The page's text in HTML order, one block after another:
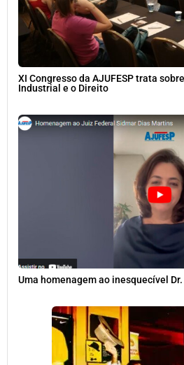
XI Congresso da AJUFESP trata
Industrial e o Direito
Uma homenagem ao inesquecível